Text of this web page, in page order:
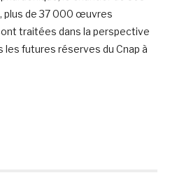
plus de 37 000 œuvres
traitées dans la perspective
futures réserves du Cnap à